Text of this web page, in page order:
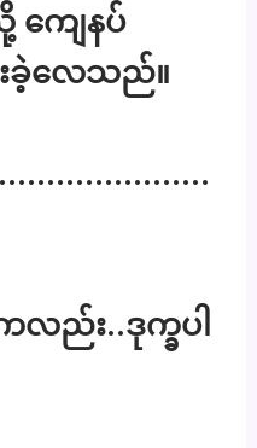
ျေနပ်
းခဲ့လေသည်။
ည်း..ဒုက္ခပါ